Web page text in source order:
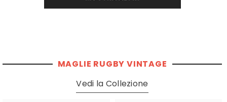
MAGLIE RUGBY VINTAGE
Vedi la Collezione